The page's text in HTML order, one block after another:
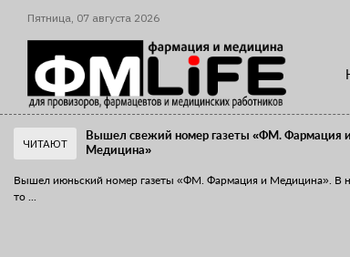
Пятница, 07 августа 2026
ЧИТАЮТ
Вышел свежий номер газеты «ФМ. Фармация и
Медицина»
Вышел июньский номер газеты «ФМ. Фармация и Медицина». В
то